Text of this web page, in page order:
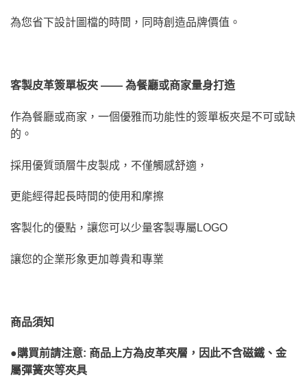
為您省下設計圖檔的時間，同時創造品牌價值。
客製皮革簽單板夾 —— 為餐廳或商家量身打造
作為餐廳或商家，一個優雅而功能性的簽單板夾是不可或缺
的。
採用優質頭層牛皮製成，不僅觸感舒適，
更能經得起長時間的使用和摩擦
客製化的優點，讓您可以少量客製專屬LOGO
讓您的企業形象更加尊貴和專業
商品須知
●購買前請注意: 商品上方為皮革夾層，因此不含磁鐵、金
屬彈簧夾等夾具